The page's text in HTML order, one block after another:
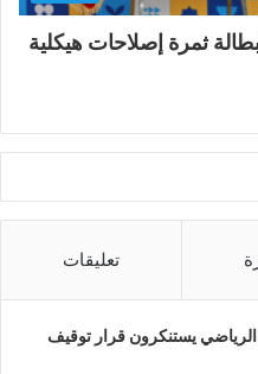
ثمرة إصلاحات هيكلية
تعليقات
يستنكرون قرار توقيف